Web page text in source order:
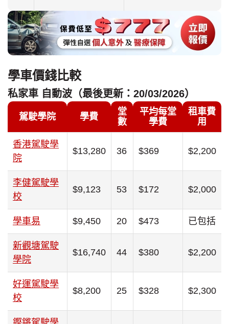
學車價錢比較
私家車 自動波（最後更新：20/03/2026）
駕駛學院 學費
堂
數
平均每堂
學費
租車費
用
香港駕駛學
院
$13,280 36 $369 $2,200
李健駕駛學
校
$9,123 53 $172 $2,000
學車易 $9,450 20 $473 已包括
新觀塘駕駛
學院
$16,740 44 $380 $2,200
好運駕駛學
校
$8,200 25 $328 $2,300